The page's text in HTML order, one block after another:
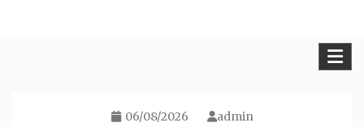
06/08/2026 admin